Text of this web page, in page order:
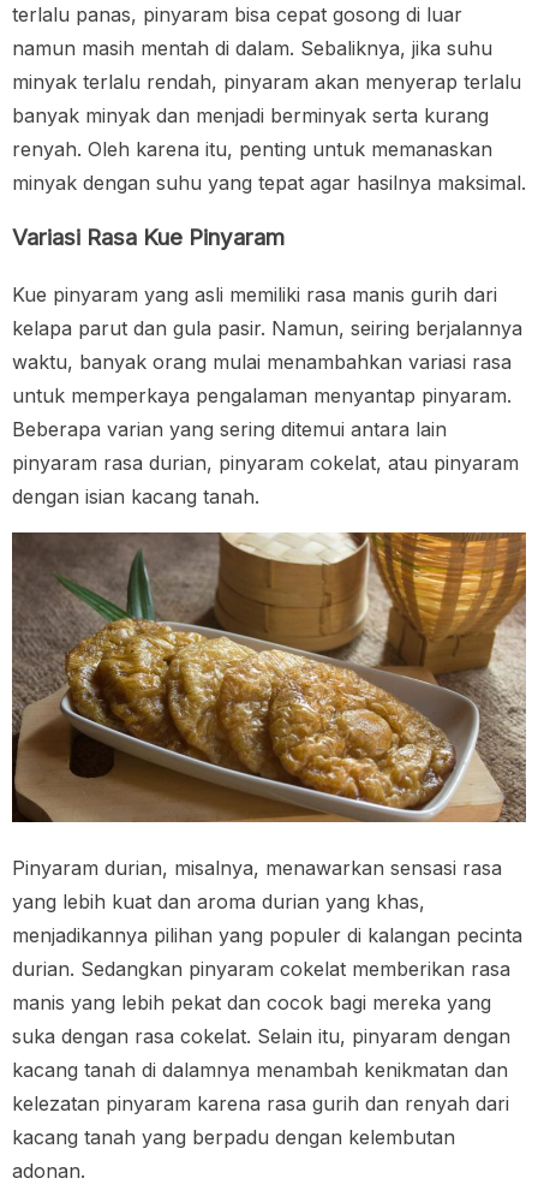
terlalu panas, pinyaram bisa cepat gosong di luar
namun masih mentah di dalam. Sebaliknya, jika suhu
minyak terlalu rendah, pinyaram akan menyerap terlalu
banyak minyak dan menjadi berminyak serta kurang
renyah. Oleh karena itu, penting untuk memanaskan
minyak dengan suhu yang tepat agar hasilnya maksimal.
Variasi Rasa Kue Pinyaram
Kue pinyaram yang asli memiliki rasa manis gurih dari
kelapa parut dan gula pasir. Namun, seiring berjalannya
waktu, banyak orang mulai menambahkan variasi rasa
untuk memperkaya pengalaman menyantap pinyaram.
Beberapa varian yang sering ditemui antara lain
pinyaram rasa durian, pinyaram cokelat, atau pinyaram
dengan isian kacang tanah.
Pinyaram durian, misalnya, menawarkan sensasi rasa
yang lebih kuat dan aroma durian yang khas,
menjadikannya pilihan yang populer di kalangan pecinta
durian. Sedangkan pinyaram cokelat memberikan rasa
manis yang lebih pekat dan cocok bagi mereka yang
suka dengan rasa cokelat. Selain itu, pinyaram dengan
kacang tanah di dalamnya menambah kenikmatan dan
kelezatan pinyaram karena rasa gurih dan renyah dari
kacang tanah yang berpadu dengan kelembutan
adonan.